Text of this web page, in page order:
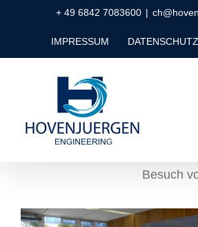
+ 49 6842 7083600 |
IMPRESSUM
Besuch